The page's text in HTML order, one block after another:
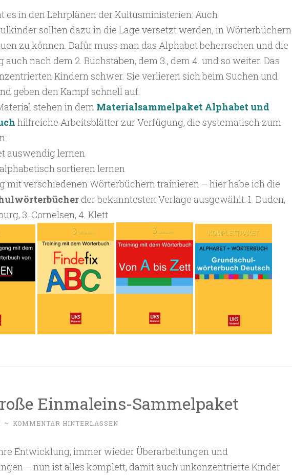
es in den Lehrplänen der Kultusministerien: Auch
sollten dazu in die Lage versetzt werden, in Wörterbüchern
zu können. Dafür muss man das Alphabet beherrschen und die
auch nach dem 2. Buchstaben, dem 3., dem 4. und so weiter. Das
Kindern schwer. Sie verlieren sich beim Suchen und
geben den Kampf schnell auf.
stehen in demMaterialsammelpaket Alphabet und
hilfreiche Arbeitsblätter zur Verfügung, die systematisch zum
auswendig lernen
sortieren lernen
mit verschiedenen Wörterbüchern trainieren – hier habe ich die
der bekanntesten Verlage ausgewählt: 1. Duden,
3. Cornelsen, 4. Klett
Einmaleins-Sammelpaket
~ KOMMENTAR HINTERLASSEN
Entwicklung, immer wieder Überarbeitungen und
– nun ist alles komplett, damit auch unkonzentrierte Kinder